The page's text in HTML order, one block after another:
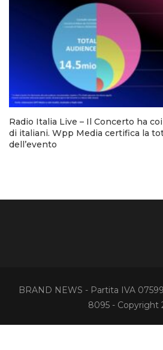
Radio Italia Live – Il Concerto ha
di italiani. Wpp Media certifica la
dell’evento
BRAND NEWS - Partita IVA
8095 - Copyright